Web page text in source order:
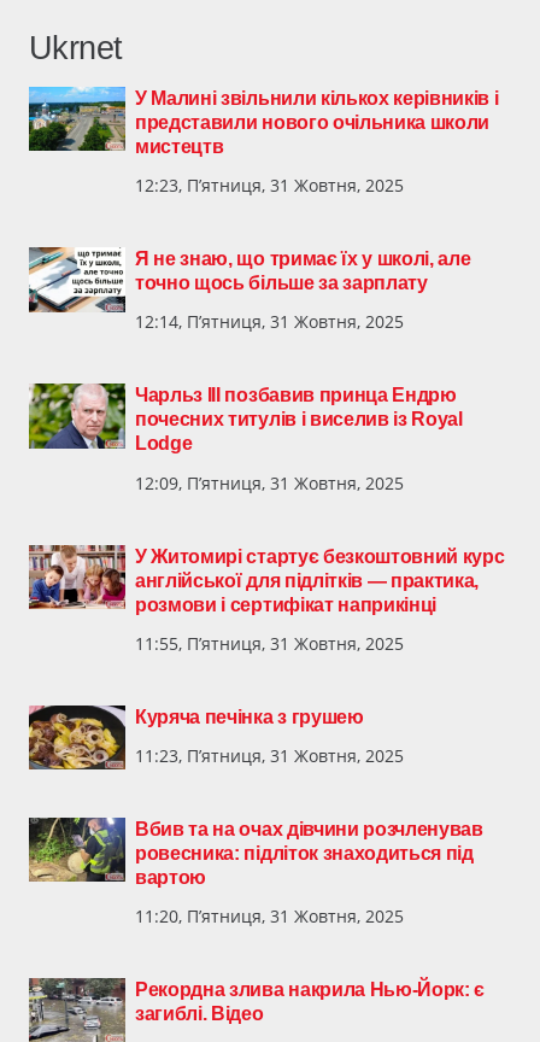
Ukrnet
У Малині звільнили кількох керівників і
представили нового очільника школи
мистецтв
12:23, П’ятниця, 31 Жовтня, 2025
Я не знаю, що тримає їх у школі, але
точно щось більше за зарплату
12:14, П’ятниця, 31 Жовтня, 2025
Чарльз III позбавив принца Ендрю
почесних титулів і виселив із Royal
Lodge
12:09, П’ятниця, 31 Жовтня, 2025
У Житомирі стартує безкоштовний курс
англійської для підлітків — практика,
розмови і сертифікат наприкінці
11:55, П’ятниця, 31 Жовтня, 2025
Куряча печінка з грушею
11:23, П’ятниця, 31 Жовтня, 2025
Вбив та на очах дівчини розчленував
ровесника: підліток знаходиться під
вартою
11:20, П’ятниця, 31 Жовтня, 2025
Рекордна злива накрила Нью-Йорк: є
загиблі. Відео